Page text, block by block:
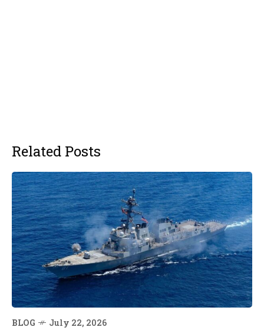
Related Posts
BLOG July 22, 2026